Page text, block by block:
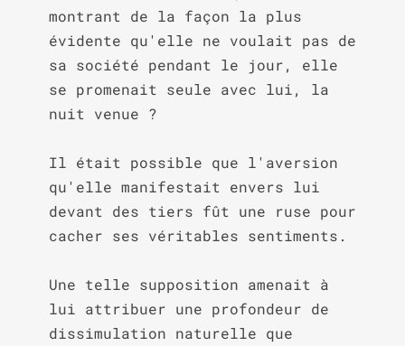
montrant de la façon la plus
évidente qu'elle ne voulait pas de
sa société pendant le jour, elle
se promenait seule avec lui, la
nuit venue ?
Il était possible que l'aversion
qu'elle manifestait envers lui
devant des tiers fût une ruse pour
cacher ses véritables sentiments.
Une telle supposition amenait à
lui attribuer une profondeur de
dissimulation naturelle que